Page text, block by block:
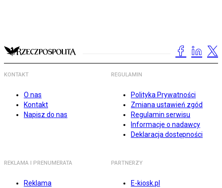
KONTAKT
O nas
Kontakt
Napisz do nas
REGULAMIN
Polityka Prywatności
Zmiana ustawień zgód
Regulamin serwisu
Informacje o nadawcy
Deklaracja dostępności
REKLAMA I PRENUMERATA
Reklama
PARTNERZY
E-kiosk.pl